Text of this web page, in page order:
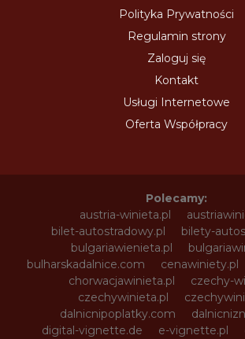
Polityka Prywatności
Regulamin strony
Zaloguj się
Kontakt
Usługi Internetowe
Oferta Współpracy
Polecamy:
austria-winieta.pl
bilet-autostradowy.pl
bilety-
bulgariawienieta.pl
bulharskadalnice.com
cenawiniety.pl
chorwacjawinieta.pl
czechy-
czechywinieta.pl
dalnicnipoplatky.com
digital-vignette.de
e-vignette.pl